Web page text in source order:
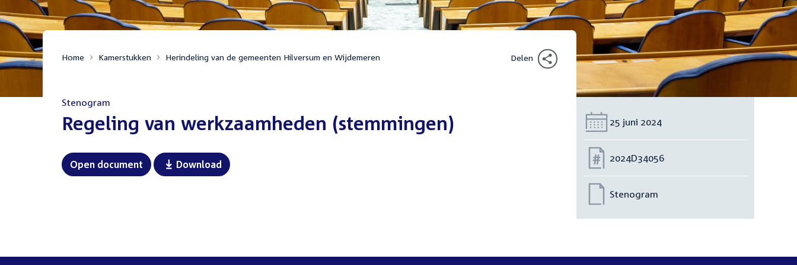
Home Kamerstukken Herindeling van de gemeenten Hilversum en Wijdemeren Delen
Stenogram
:Regeling van werkzaamheden (stemmingen)
Open document Download
Datum:
25 juni 2024
Nummer:
2024D34056
Stenogram